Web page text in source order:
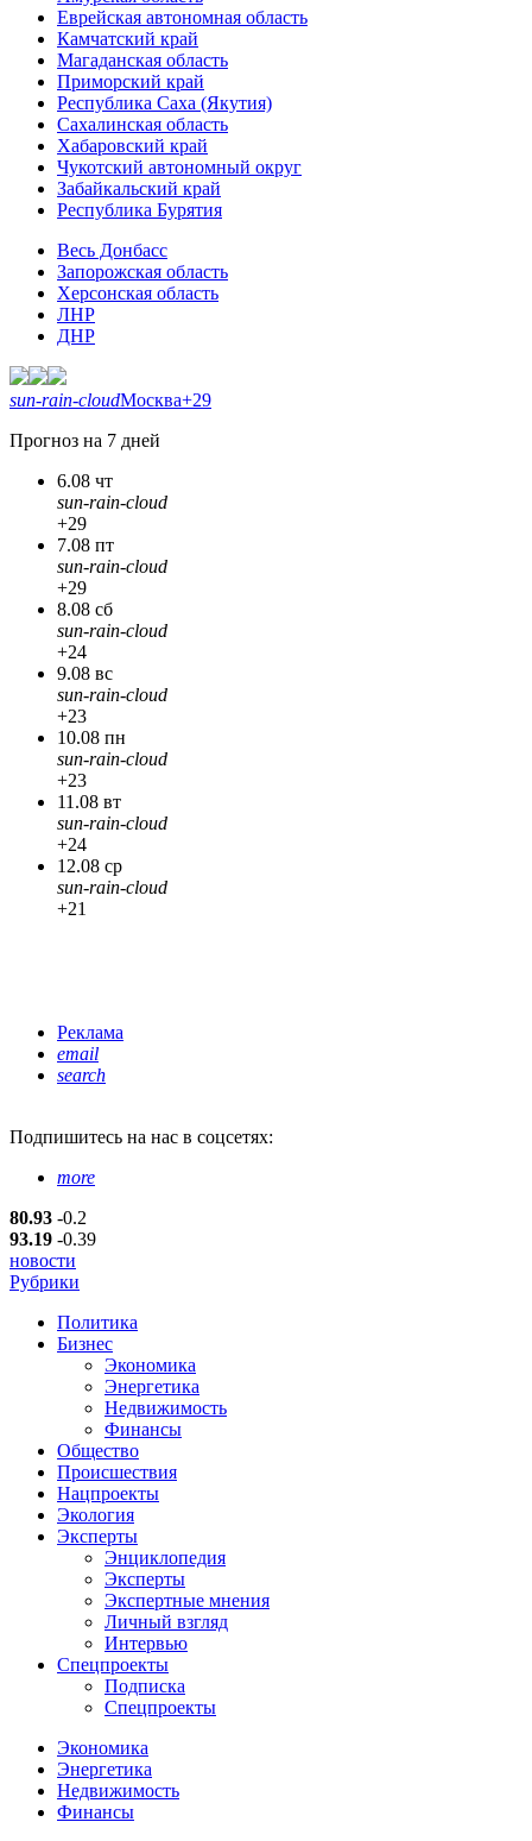
Еврейская автономная область
Камчатский край
Магаданская область
Приморский край
Республика Саха (Якутия)
Сахалинская область
Хабаровский край
Чукотский автономный округ
Забайкальский край
Республика Бурятия
Весь Донбасс
Запорожская область
Херсонская область
ЛНР
ДНР
sun-rain-cloudМосква+29
Прогноз на 7 дней
6.08 чт
sun-rain-cloud
+29
7.08 пт
sun-rain-cloud
+29
8.08 сб
sun-rain-cloud
+24
9.08 вс
sun-rain-cloud
+23
10.08 пн
sun-rain-cloud
+23
11.08 вт
sun-rain-cloud
+24
12.08 ср
sun-rain-cloud
+21
Реклама
email
search
Подпишитесь на нас в соцсетях:
more
80.93 -0.2
93.19 -0.39
новости
Рубрики
Политика
Бизнес
Экономика
Энергетика
Недвижимость
Финансы
Общество
Происшествия
Нацпроекты
Экология
Эксперты
Энциклопедия
Эксперты
Экспертные мнения
Личный взгляд
Интервью
Спецпроекты
Подписка
Спецпроекты
Экономика
Энергетика
Недвижимость
Финансы